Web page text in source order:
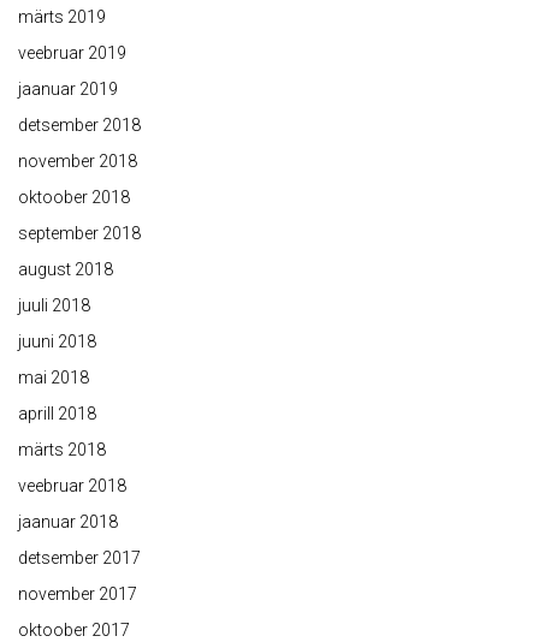
märts 2019
veebruar 2019
jaanuar 2019
detsember 2018
november 2018
oktoober 2018
september 2018
august 2018
juuli 2018
juuni 2018
mai 2018
aprill 2018
märts 2018
veebruar 2018
jaanuar 2018
detsember 2017
november 2017
oktoober 2017